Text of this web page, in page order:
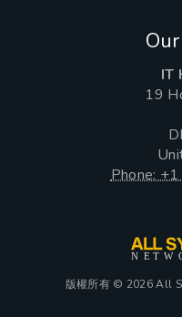
IT
19
Phone:
NE T W
版權所有 © 2026 All